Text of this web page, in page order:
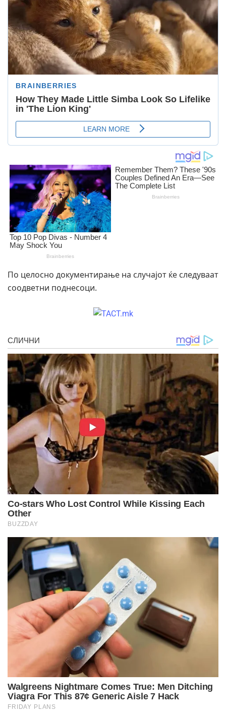
По целосно документирање на случајот ќе следуваат
соодветни поднесоци.